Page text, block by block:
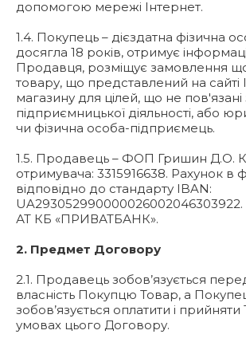
допомогою мережі Інтернет.
1.4. Покупець – дієздатна фізична
досягла 18 років, отримує
Продавця, розміщує замовлення
товару, що представлений на сайті
магазину для цілей, що не пов'язані
підприємницької діяльності, або
чи фізична особа-підприємець.
1.5. Продавець – ФОП Гришин Д.О.
отримувача: 3315916638. Рахунок в
відповідно до стандарту IBAN:
UA293052990000026002046303922.
АТ КБ «ПРИВАТБАНК».
2. Предмет Договору
2.1. Продавець зобов’язується
власність Покупцю Товар, а
зобов’язується оплатити і
умовах цього Договору.